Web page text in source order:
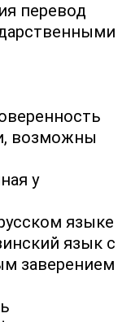
перевод
возможны
у
языке
язык с
заверением